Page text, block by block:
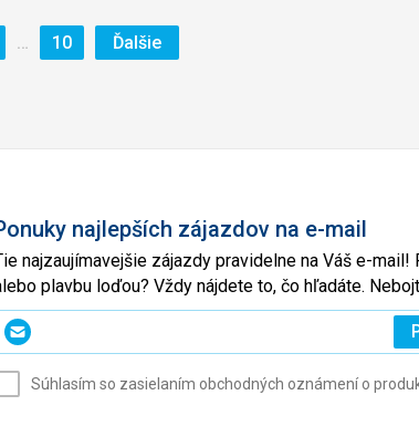
Stránka
10 ĎalšieStránka
najlepších zájazdov na e-mail
najzaujímavejšie zájazdy pravidelne na Váš e-
plavbu loďou? Vždy nájdete to, čo hľadáte.
svoj
Súhlasím so zasielaním obchodných oznámení o